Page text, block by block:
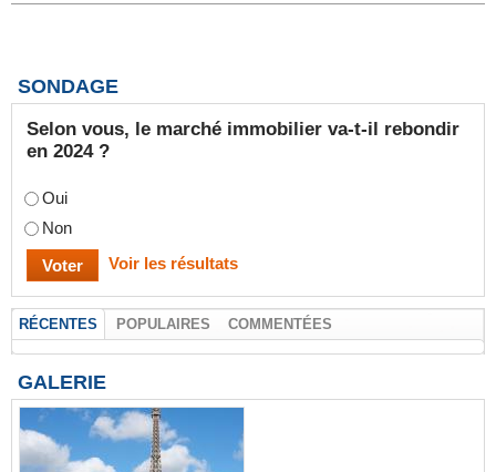
SONDAGE
Selon vous, le marché immobilier va-t-il rebondir
en 2024 ?
Oui
Non
Voir les résultats
RÉCENTES POPULAIRES COMMENTÉES
GALERIE